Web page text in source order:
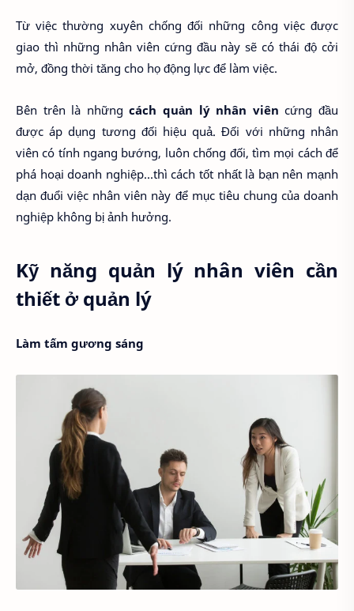
Từ việc thường xuyên chống đối những công việc được
giao thì những nhân viên cứng đầu này sẽ có thái độ cởi
mở, đồng thời tăng cho họ động lực để làm việc.
Bên trên là nhữngcách quản lý nhân viên cứng đầu
được áp dụng tương đối hiệu quả. Đối với những nhân
viên có tính ngang bướng, luôn chống đối, tìm mọi cách để
phá hoại doanh nghiệp...thì cách tốt nhất là bạn nên mạnh
dạn đuổi việc nhân viên này để mục tiêu chung của doanh
nghiệp không bị ảnh hưởng.
Kỹ năng quản lý nhân viên cần
thiết ở quản lý
Làm tấm gương sáng